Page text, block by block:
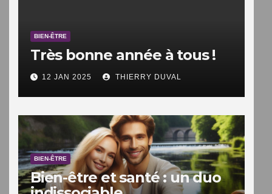
BIEN-ÊTRE
Très bonne année à tous !
12 JAN 2025 THIERRY DUVAL
BIEN-ÊTRE
Bien-être et santé : un duo